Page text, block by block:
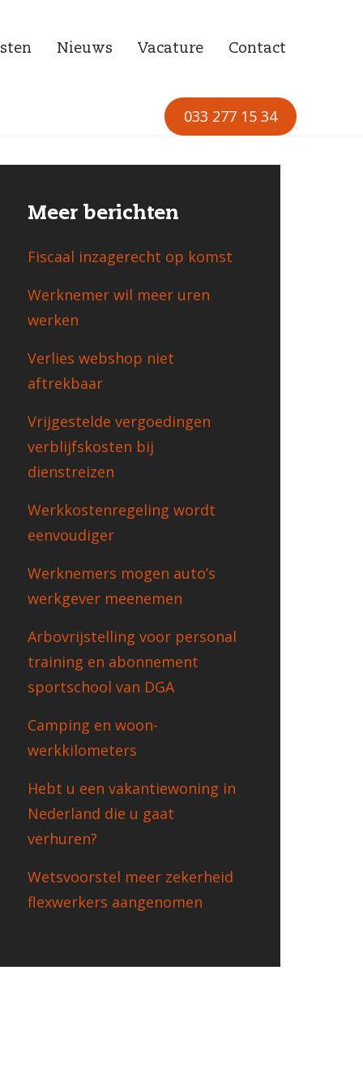
Nieuws Vacature Contact
033 277 15 34
Meer berichten
Fiscaal inzagerecht op komst
Werknemer wil meer uren
werken
Verlies webshop niet
aftrekbaar
Vrijgestelde vergoedingen
verblijfskosten bij
dienstreizen
Werkkostenregeling wordt
eenvoudiger
Werknemers mogen auto’s
werkgever meenemen
Arbovrijstelling voor personal
training en abonnement
sportschool van DGA
Camping en woon-
werkkilometers
Hebt u een vakantiewoning in
Nederland die u gaat
verhuren?
Wetsvoorstel meer zekerheid
flexwerkers aangenomen